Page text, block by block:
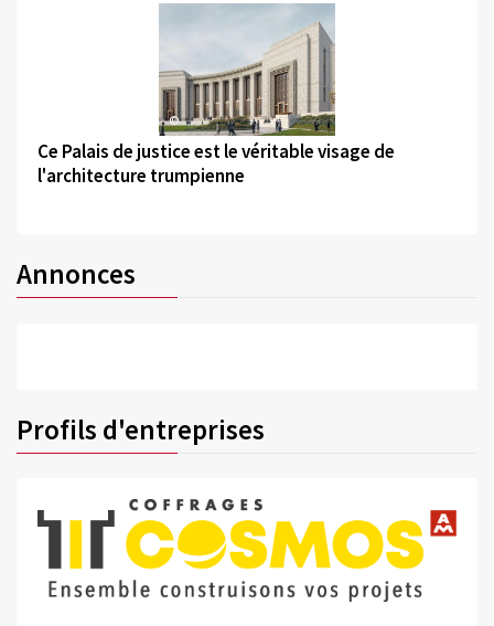
©
Ce Palais de justice est le véritable visage de
l'architecture trumpienne
Annonces
Profils d'entreprises